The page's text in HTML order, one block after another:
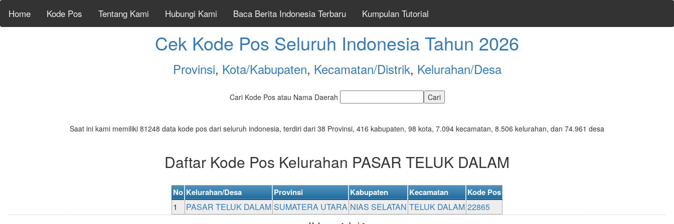
Home Kode Pos Tentang Kami Hubungi Kami Baca Berita Indonesia Terbaru Kumpulan Tutorial
Cek Kode Pos Seluruh Indonesia Tahun 2026
Provinsi, Kota/Kabupaten, Kecamatan/Distrik, Kelurahan/Desa
Cari Kode Pos atau Nama Daerah
Saat ini kami memiliki 81248 data kode pos dari seluruh indonesia, terdiri dari 38 Provinsi, 416 kabupaten, 98 kota, 7.094 kecamatan, 8.506 kelurahan, dan 74.961 desa
Daftar Kode Pos Kelurahan PASAR TELUK DALAM
No Kelurahan/Desa Provinsi Kabupaten Kecamatan Kode Pos
1 PASAR TELUK DALAM SUMATERA UTARA NIAS SELATAN TELUK DALAM 22865